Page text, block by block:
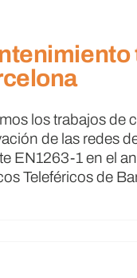
los trabajos de
de las redes
EN1263-1 en el
Teleféricos de